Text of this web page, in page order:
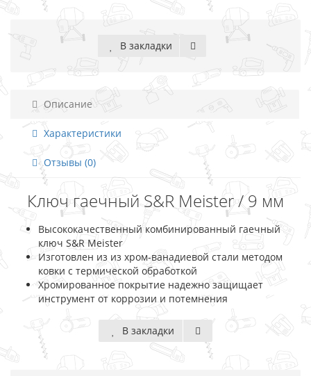
В закладки
Описание
Характеристики
Отзывы (0)
Ключ гаечный S&R Meister / 9 мм
Высококачественный комбинированный гаечный
ключ S&R Meister
Изготовлен из из хром-ванадиевой стали методом
ковки с термической обработкой
Хромированное покрытие надежно защищает
инструмент от коррозии и потемнения
В закладки